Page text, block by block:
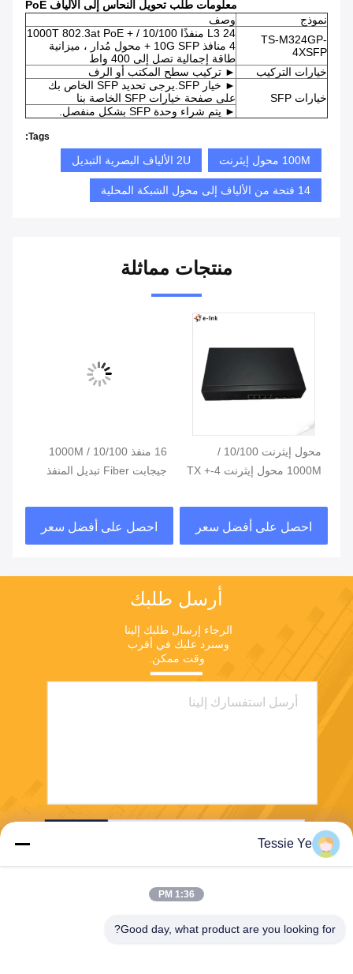
معلومات طلب تحويل النحاس إلى الألياف PoE
نموذج
وصف
TS-M324GP-
4XSFP
L3 24 منفذًا 10/100 / 1000T 802.3at PoE +
4 منافذ 10G SFP + محول مُدار ، ميزانية
طاقة إجمالية تصل إلى 400 واط
خيارات التركيب
► تركيب سطح المكتب أو الرف
خيارات SFP
► خيار SFP.يرجى تحديد SFP الخاص بك
على صفحة خيارات SFP الخاصة بنا
► يتم شراء وحدة SFP بشكل منفصل.
Tags:
100M محول إيثرنت 2U الألياف البصرية التبديل
14 فتحة من الألياف إلى محول الشبكة المحلية
منتجات مماثلة
محول إيثرنت 10/100 /
1000M محول إيثرنت 4-TX +
احصل على أفضل سعر
16 منفذ 10/100 / 1000M
جيجابت Fiber تبديل المنفذ
Switch
احصل على أفضل سعر
أرسل طلبك
وقت ممكن.
Tessie Ye
1:36 PM
Good day, what product are you looking for?